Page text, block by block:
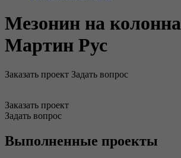
Мезонин на
Мартин Рус
Заказать проект Задать вопрос
Заказать проект
Задать вопрос
Выполненные проекты